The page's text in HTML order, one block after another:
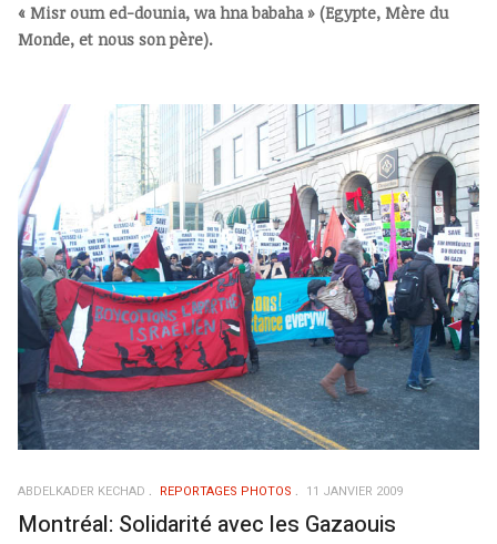
« Misr oum ed-dounia, wa hna babaha » (Egypte, Mère du
Monde, et nous son père).
ABDELKADER KECHAD REPORTAGES PHOTOS 11 JANVIER 2009
Montréal: Solidarité avec les Gazaouis